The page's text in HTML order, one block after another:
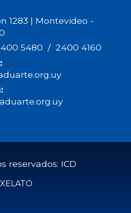
1283 | Montevideo -
5480 / 2400 4160
reservados: ICD